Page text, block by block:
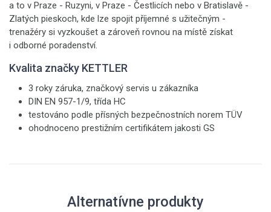
a to v Praze - Ruzyni, v Praze - Čestlicích nebo v Bratislavě -
Zlatých pieskoch, kde lze spojit příjemné s užitečným -
trenažéry si vyzkoušet a zároveň rovnou na místě získat
i odborné poradenství.
Kvalita značky KETTLER
3 roky záruka, značkový servis u zákazníka
DIN EN 957-1/9, třída HC
testováno podle přísných bezpečnostních norem TÜV
ohodnoceno prestižním certifikátem jakosti GS
Alternatívne produkty